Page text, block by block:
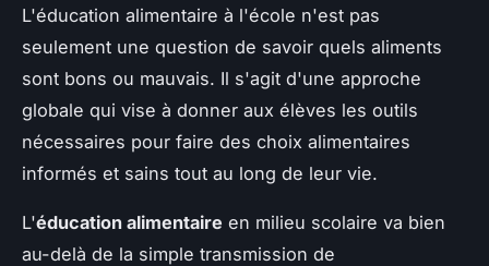
L'éducation alimentaire à l'école n'est pas
seulement une question de savoir quels aliments
sont bons ou mauvais. Il s'agit d'une approche
globale qui vise à donner aux élèves les outils
nécessaires pour faire des choix alimentaires
informés et sains tout au long de leur vie.
L'éducation alimentaire en milieu scolaire va bien
au-delà de la simple transmission de